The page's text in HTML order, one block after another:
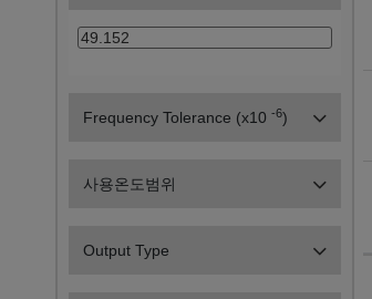
Frequency Tolerance (x10 -6)
사용온도범위
Output Type